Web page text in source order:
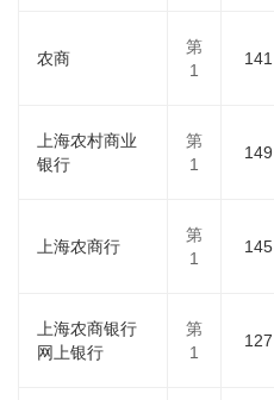
农商
第
1
141
上海农村商业
银行
第
1
149
上海农商行
第
1
145
上海农商银行
网上银行
第
1
127